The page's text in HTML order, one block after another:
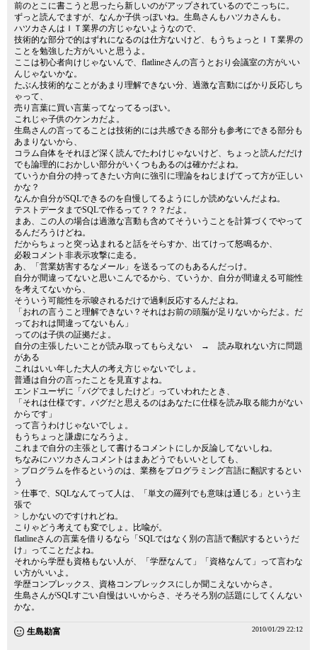
前のとこに書こうと思ったら新しいのがアップされているのでこっちに。
ずっと読んでますが、なんか子供っぽいね。生島さんもハツカさんも。
ハツカさんはＩＴ業界の方じゃないようなので、
技術的な部分で的はずれになるのは仕方ないけど、もうちょっとＩＴ業界の
ことを勉強した方がいいと思うよ。
ここは初心者向けじゃないんで、flatlineさんの言うとおり会議室の方がいい
んじゃないかな。
たぶん技術的なことがあまり理解できない分、過激な言動にばかり反応しち
ゃって、
売り言葉に買い言葉ってなってるっぽい。
これじゃ子供のケンカだよ。
生島さんの言ってることは技術的には共感できる部分も参考にできる部分も
あまりないから、
コラム自体をそれほど深く読んでたわけじゃないけど、ちょっと読んだだけ
でも論理的におかしい部分がいくつもあるのは確かだよね。
ていうか自分の持ってきたい方向に強引に理論をねじまげてって方が正しい
かな？
なんか自分がSQLできるのを自慢してるようにしか読めないんだよね。
テストデータまでSQLで作るって？？？だよ。
まあ、この人の場合は過激な言動も含めてそういうことを計算づくでやって
るんだろうけどね。
だからちょっと突っ込まれると話をそらすか、出てけって怒鳴るか、
必殺コメント非表示攻撃に走る。
あ、「営業妨害するなメール」を送るってのもあるんだっけ。
自分が間違ってないと思いこんでるから、ていうか、自分が間違える可能性
を考えてないから、
そういう可能性を示唆されるだけで過剰反応するんだよね。
「おれの言うこと理解できない？それはお前の頭脳が足りないからだよ。だ
っておれは間違ってないもん」
ってのは子供の証拠だよ。
自分の主張したいことが読み取ってもらえない → 読み取れない方に問題
がある
これはいい年した大人の考え方じゃないでしょ。
普通は自分の言ったことを見直すよね。
エンドユーザに「バグでましたけど」っていわれたとき、
「それは仕様です。バグだと思えるのはあなたに仕様を読み取る能力がない
からです」
って言うわけじゃないでしょ。
もうちょっと謙虚になろうよ。
これまで自分の主張として書けるコメントにしか反論してないしね。
ちなみにハツカさんコメントはまあどうでもいいとしても、
> プログラムを作るというのは、業務をプログラミング言語に翻訳するとい
う
> 仕事で、SQLなんてって人は、「単文の羅列でも意味は通じる」という主
張で
> しかないのですけれどね。
こりゃどう考えても変でしょ。比喩が。
flatlineさんの言葉を借りるなら「SQLではなく別の言語で翻訳するというだ
け」ってことだよね。
それから学歴も資格もない人が、「学歴なんて」「資格なんて」って言わな
い方がいいよ。
学歴コンプレックス、資格コンプレックスにしか聞こえないからさ。
生島さんがSQLすごい自慢はいいからさ、そろそろ別の話題にしてくんない
かな。
生島勘富 2010/01/29 22:12